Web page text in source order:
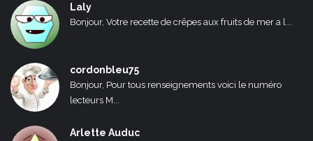
Laly
Bonjour, Votre recette de crêpes aux fruits de mer a l...
cordonbleu75
Bonjour, Pour tous renseignements voici le numéro
lecteurs M...
Arlette Auduc